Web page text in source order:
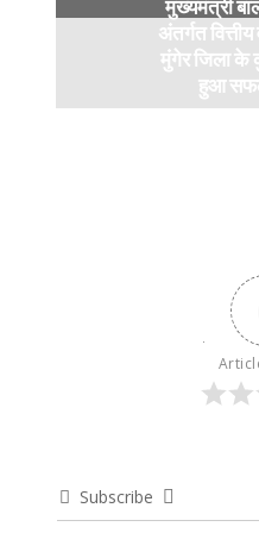
मुख्यमंत्री
अंतर्गत
मुंगेर जिला के
हुआ
Subscribe